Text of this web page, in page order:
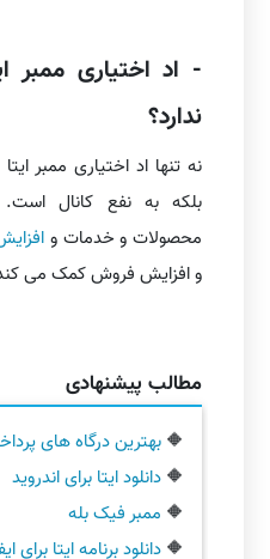
- اد اختیاری ممبر
ندارد؟
نه تنها اد اختیاری ممبر
بلکه به نفع کانال است.
محصولات و خدمات و
و افزایش فروش کمک می
مطالب پیشنهادی
🔶 بهترین درگاه های
🔶 دانلود ایتا برای اندروید
🔶 ممبر فیک بله
🔶 دانلود برنامه ایتا